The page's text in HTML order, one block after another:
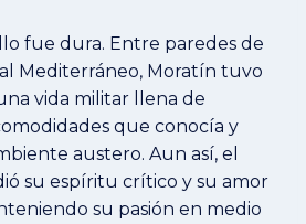
fue dura. Entre paredes de
al Mediterráneo, Moratín tuvo
vida militar llena de
que conocía y
austero. Aun así, el
su espíritu crítico y su amor
su pasión en medio